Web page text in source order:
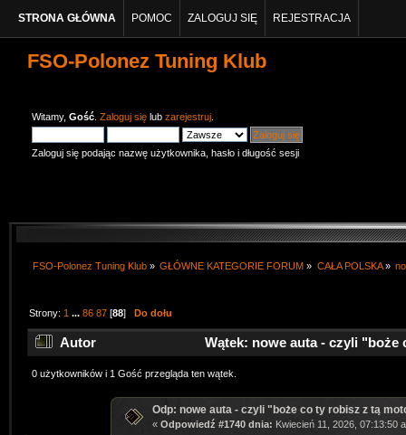
STRONA GŁÓWNA POMOC ZALOGUJ SIĘ REJESTRACJA
FSO-Polonez Tuning Klub
Witamy, Gość. Zaloguj sięlub zarejestruj.
Zaloguj się podając nazwę użytkownika, hasło i długość sesji
FSO-Polonez Tuning Klub » GŁÓWNE KATEGORIE FORUM » CAŁA POLSKA»
Strony: 1 ...86 87 [88]Do dołu
Autor Wątek: nowe auta - czyli "boże
0 użytkowników i 1 Gość przegląda ten wątek.
Odp: nowe auta - czyli "boże co ty robisz z tą
« Odpowiedź #1740 dnia: Kwiecień 11, 2026, 07:13:50